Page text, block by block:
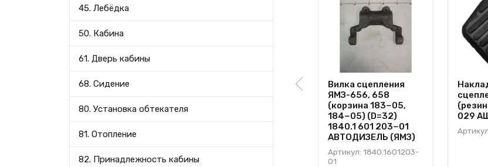
45. Лебёдка
50. Кабина
61. Дверь кабины
68. Сидение
80. Установка обтекателя
81. Отопление
82. Принадлежность кабины
Вилка сцепления
ЯМЗ-656, 658
(корзина 183−05,
184−05) (D=32)
1840.1 601 203−01
АВТОДИЗЕЛЬ (ЯМЗ)
Артикул: 1840.1601203-
01
029